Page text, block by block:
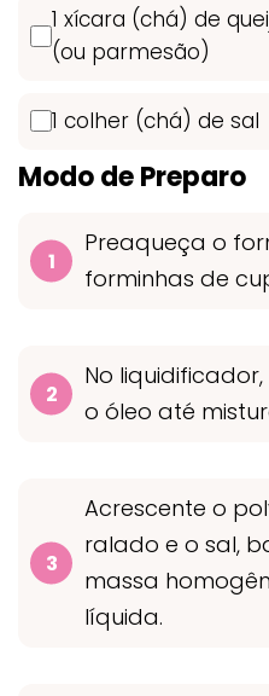
1 xícara (chá) de
(ou parmesão)
1 colher (chá) de sal
Modo de Preparo
Preaqueça o
forminhas de
No
o óleo até
Acrescente o
ralado e o sal,
massa
líquida.